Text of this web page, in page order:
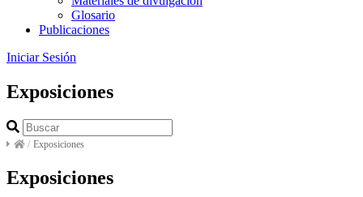
Glosario
Publicaciones
Iniciar Sesión
Exposiciones
/ Exposiciones
Exposiciones